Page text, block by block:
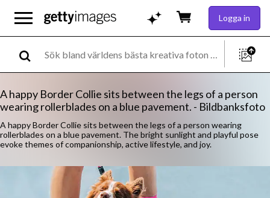
Logga in
A happy Border Collie sits between the legs of a person
wearing rollerblades on a blue pavement. - Bildbanksfoto
A happy Border Collie sits between the legs of a person wearing
rollerblades on a blue pavement. The bright sunlight and playful pose
evoke themes of companionship, active lifestyle, and joy.